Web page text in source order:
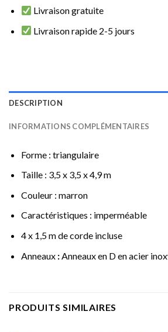
Livraison gratuite
Livraison rapide 2-5 jours
DESCRIPTION
INFORMATIONS COMPLÉMENTAIRES
Forme : triangulaire
Taille : 3,5 x 3,5 x 4,9 m
Couleur : marron
Caractéristiques : imperméable
4 x 1,5 m de corde incluse
Anneaux: Anneaux en D en acier
PRODUITS SIMILAIRES